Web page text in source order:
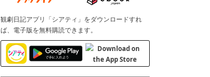
観劇日記アプリ「シアティ」をダウンロードすれ
ば、電子版を無料購読できます。